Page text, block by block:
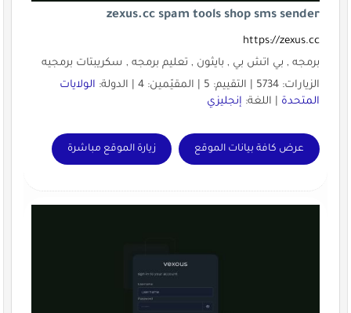
zexus.cc spam tools shop sms sender
https://zexus.cc
برمجه , بي اتش بي , بايثون , تعليم برمجه , سكريبتات برمجيه
الزيارات: 5734 | التقييم: 5 | المقيّمين: 4 | الدولة:
الولايات
المتحدة| اللغة: إنجليزي
عرض كافة بيانات الموقع زيارة الموقع مباشرة